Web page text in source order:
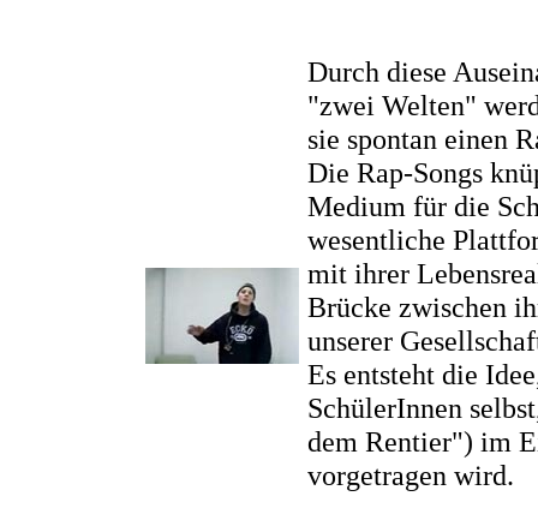
Durch diese
"zwei Welten"
sie spontan einen
Die Rap-Songs
Medium für die
wesentliche
mit ihrer
Brücke zwischen
unserer
Es entsteht die
SchülerInnen
dem Rentier") im
vorgetragen wird.